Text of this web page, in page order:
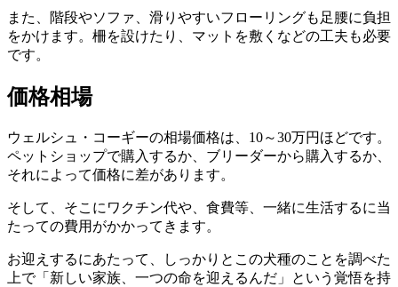
また、階段やソファ、滑りやすいフローリングも足腰に負担
をかけます。柵を設けたり、マットを敷くなどの工夫も必要
です。
価格相場
ウェルシュ・コーギーの相場価格は、10～30万円ほどです。
ペットショップで購入するか、ブリーダーから購入するか、
それによって価格に差があります。
そして、そこにワクチン代や、食費等、一緒に生活するに当
たっての費用がかかってきます。
お迎えするにあたって、しっかりとこの犬種のことを調べた
上で「新しい家族、一つの命を迎えるんだ」という覚悟を持